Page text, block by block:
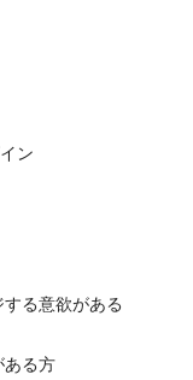
ン
る意欲がある
ある方